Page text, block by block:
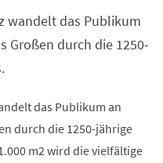
wandelt das Publikum
Großen durch die 1250-
das Publikum an
durch die 1250-jährige
m2 wird die vielfältige